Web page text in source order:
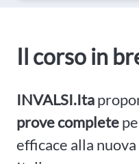
Il corso in
INVALSI.Ita
prove complete
efficace alla